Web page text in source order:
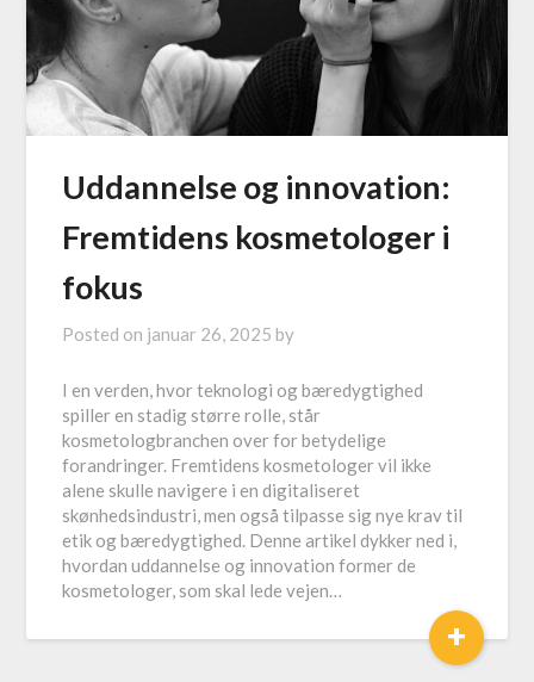
Uddannelse og innovation:
Fremtidens kosmetologer i
fokus
Posted on januar 26, 2025 by
I en verden, hvor teknologi og bæredygtighed
spiller en stadig større rolle, står
kosmetologbranchen over for betydelige
forandringer. Fremtidens kosmetologer vil ikke
alene skulle navigere i en digitaliseret
skønhedsindustri, men også tilpasse sig nye krav til
etik og bæredygtighed. Denne artikel dykker ned i,
hvordan uddannelse og innovation former de
kosmetologer, som skal lede vejen…
+